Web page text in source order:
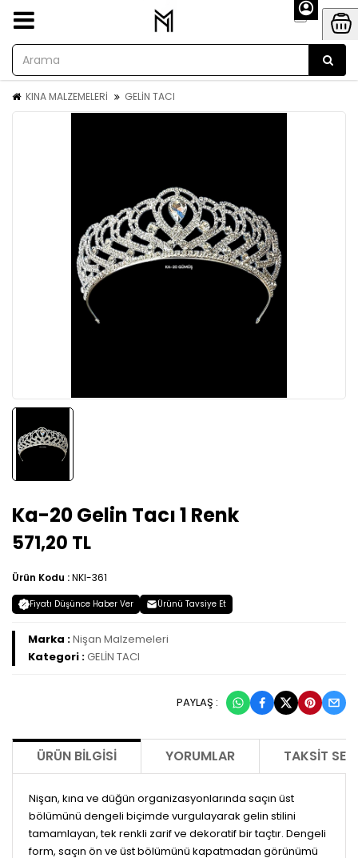
KINA MALZEMELERİ GELİN TACI
Ka-20 Gelin Tacı 1 Renk
571,20 TL
Ürün Kodu :NKI-361
Fiyatı Düşünce Haber Ver Ürünü Tavsiye Et
Marka :Nişan Malzemeleri
Kategori :GELİN TACI
PAYLAŞ :
ÜRÜN BILGISI YORUMLAR TAKSIT
Nişan, kına ve düğün organizasyonlarında saçın üst
bölümünü dengeli biçimde vurgulayarak gelin stilini
tamamlayan, tek renkli zarif ve dekoratif bir taçtır. Dengeli
form, saçın ön ve üst bölümünü kapatmadan görünümü